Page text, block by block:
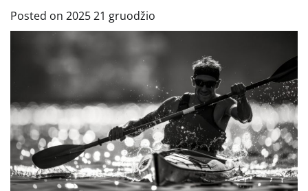
Posted on 2025 21 gruodžio